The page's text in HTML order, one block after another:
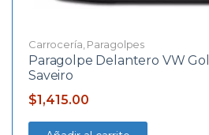
Carrocería Paragolpes
Paragolpe Delantero VW
Saveiro
$1,415.00